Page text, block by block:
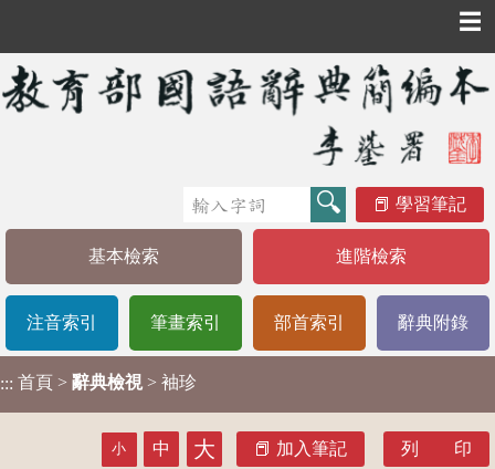
☰
學習筆記
基本檢索 進階檢索
注音索引 筆畫索引 部首索引 辭典附錄
::: 首頁 > 辭典檢視 > 袖珍
小 中 大 加入筆記 列 印